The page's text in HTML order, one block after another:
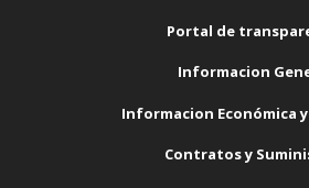
Portal de
Informacion
Informacion Económica
Contratos y